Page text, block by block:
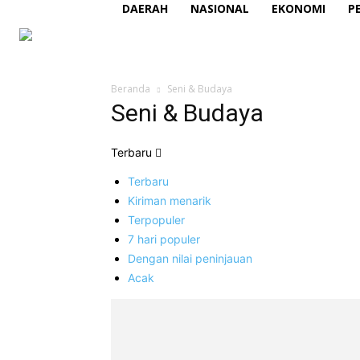
DAERAH NASIONAL EKONOMI
Beranda Seni & Budaya
Seni & Budaya
Terbaru
Terbaru
Kiriman menarik
Terpopuler
7 hari populer
Dengan nilai peninjauan
Acak